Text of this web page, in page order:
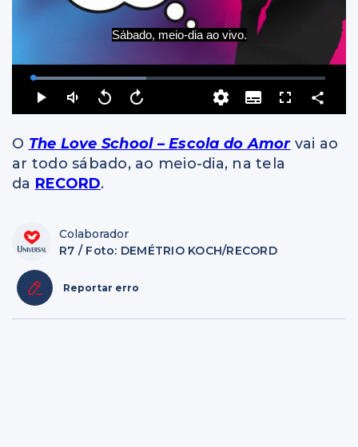
O The Love School – Escola do Amorvai ao
ar todo sábado, ao meio-dia, na tela
da RECORD.
Colaborador
R7 / Foto: DEMÉTRIO KOCH/RECORD
Reportar erro